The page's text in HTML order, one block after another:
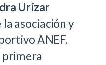
Urízar
asociación y
ANEF.
primera